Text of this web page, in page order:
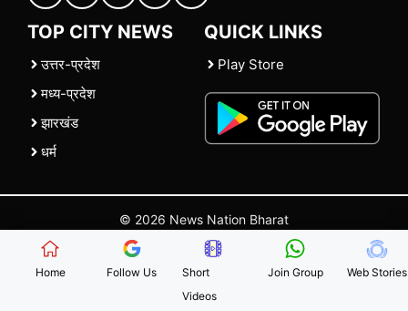
TOP CITY NEWS
उत्तर-प्रदेश
मध्य-प्रदेश
झारखंड
धर्म
QUICK LINKS
Play Store
© 2026 News Nation Bharat
| |Contact Us |Policies Terms and Conditions
Home Follow Us
Short
Videos
Join Group Web Stories